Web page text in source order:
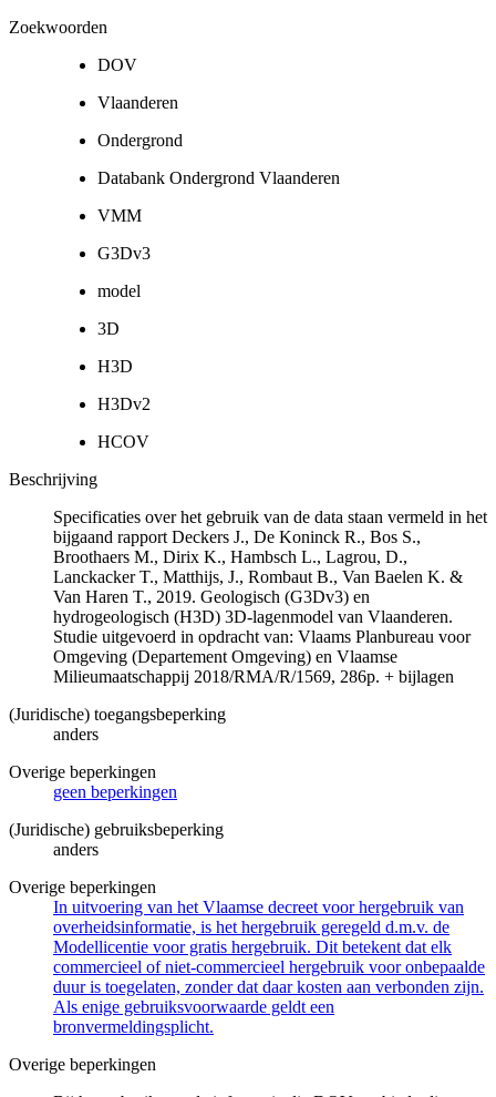
Zoekwoorden
DOV
Vlaanderen
Ondergrond
Databank Ondergrond Vlaanderen
VMM
G3Dv3
model
3D
H3D
H3Dv2
HCOV
Beschrijving
Specificaties over het gebruik van de data staan vermeld in het
bijgaand rapport Deckers J., De Koninck R., Bos S.,
Broothaers M., Dirix K., Hambsch L., Lagrou, D.,
Lanckacker T., Matthijs, J., Rombaut B., Van Baelen K. &
Van Haren T., 2019. Geologisch (G3Dv3) en
hydrogeologisch (H3D) 3D-lagenmodel van Vlaanderen.
Studie uitgevoerd in opdracht van: Vlaams Planbureau voor
Omgeving (Departement Omgeving) en Vlaamse
Milieumaatschappij 2018/RMA/R/1569, 286p. + bijlagen
(Juridische) toegangsbeperking
anders
Overige beperkingen
geen beperkingen
(Juridische) gebruiksbeperking
anders
Overige beperkingen
In uitvoering van het Vlaamse decreet voor hergebruik van
overheidsinformatie, is het hergebruik geregeld d.m.v. de
Modellicentie voor gratis hergebruik. Dit betekent dat elk
commercieel of niet-commercieel hergebruik voor onbepaalde
duur is toegelaten, zonder dat daar kosten aan verbonden zijn.
Als enige gebruiksvoorwaarde geldt een
bronvermeldingsplicht.
Overige beperkingen